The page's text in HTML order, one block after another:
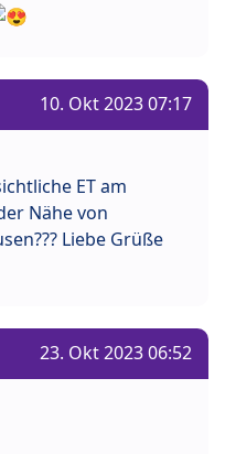
10. Okt 2023 07:17
ET am
Nähe von
Liebe Grüße
23. Okt 2023 06:52